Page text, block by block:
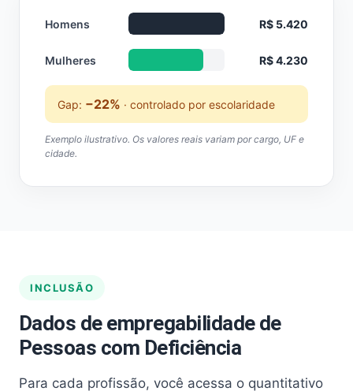
Homens R$ 5.420
Mulheres R$ 4.230
Gap: −22% · controlado por escolaridade
Exemplo ilustrativo. Os valores reais variam por cargo, UF e
cidade.
INCLUSÃO
Dados de empregabilidade de
Pessoas com Deficiência
Para cada profissão, você acessa o quantitativo